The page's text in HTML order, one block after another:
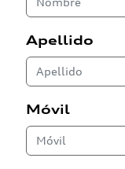
Apellido
Móvil